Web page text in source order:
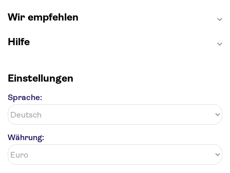
Wir empfehlen
Hilfe
Einstellungen
Sprache:
Währung: